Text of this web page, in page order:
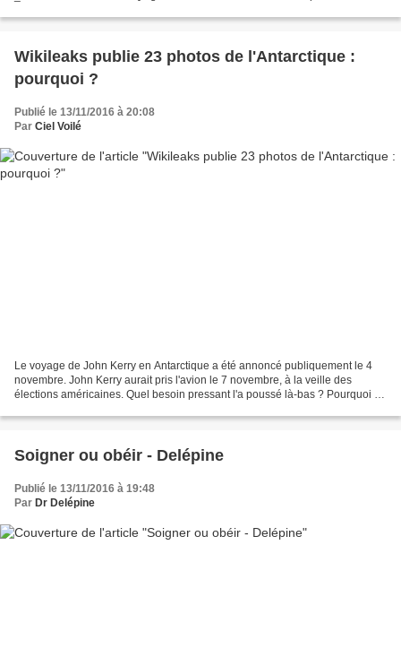
Wikileaks publie 23 photos de l'Antarctique :
pourquoi ?
Publié le 13/11/2016 à 20:08
Par Ciel Voilé
Le voyage de John Kerry en Antarctique a été annoncé publiquement le 4
novembre. John Kerry aurait pris l'avion le 7 novembre, à la veille des
élections américaines. Quel besoin pressant l'a poussé là-bas ? Pourquoi à
Soigner ou obéir - Delépine
Publié le 13/11/2016 à 19:48
Par Dr Delépine